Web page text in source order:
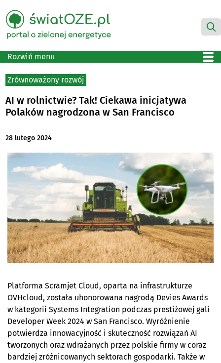
Rozwiń menu
Zrównoważony rozwój
AI w rolnictwie? Tak! Ciekawa inicjatywa
Polaków nagrodzona w San Francisco
28 lutego 2024
Platforma Scramjet Cloud, oparta na infrastrukturze
OVHcloud, została uhonorowana nagrodą Devies Awards
w kategorii Systems Integration podczas prestiżowej gali
Developer Week 2024 w San Francisco. Wyróżnienie
potwierdza innowacyjność i skuteczność rozwiązań AI
tworzonych oraz wdrażanych przez polskie firmy w coraz
bardziej zróżnicowanych sektorach gospodarki. Także w